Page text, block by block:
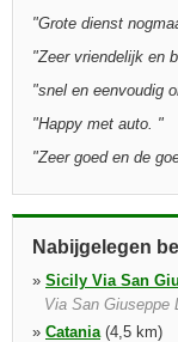
"Grote dienst
"Zeer vriendelijk en
"snel en eenvoudig
"Happy met auto. "
"Zeer goed en de
Nabijgelegen
» Sicily Via San
Via San Giuseppe
» Catania(4,5 km)